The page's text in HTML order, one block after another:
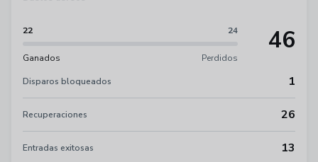
22 24
Ganados Perdidos
46
Disparos bloqueados 1
Recuperaciones 26
Entradas exitosas 13